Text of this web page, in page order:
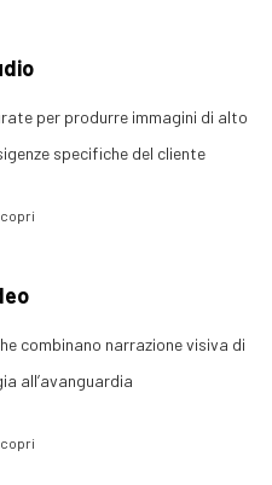
per produrre immagini di alto
specifiche del cliente
combinano narrazione visiva di
all’avanguardia